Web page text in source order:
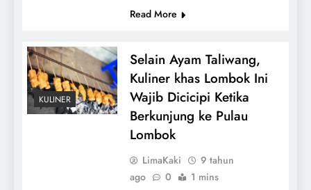
Read More
KULINER
Selain Ayam Taliwang,
Kuliner khas Lombok Ini
Wajib Dicicipi Ketika
Berkunjung ke Pulau
Lombok
LimaKaki
9 tahun
ago
0 1 mins